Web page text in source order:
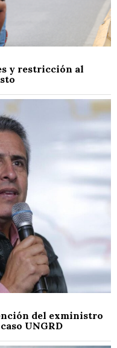
y restricción al
del exministro
UNGRD